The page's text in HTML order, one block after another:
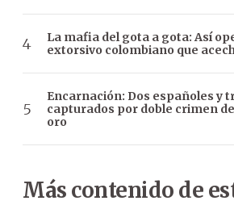
La mafia del gota a gota: Así
extorsivo colombiano que
Encarnación: Dos españoles y
capturados por doble crimen
oro
Más contenido de